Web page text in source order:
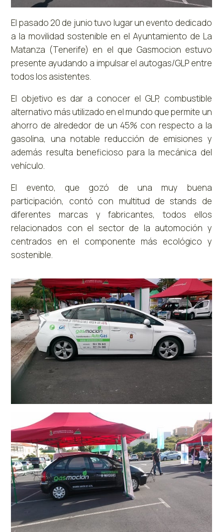
El pasado 20 de junio tuvo lugar un evento dedicado
a la movilidad sostenible en el Ayuntamiento de La
Matanza (Tenerife) en el que Gasmocion estuvo
presente ayudando a impulsar el autogas/GLP entre
todos los asistentes.
El objetivo es dar a conocer el GLP, combustible
alternativo más utilizado en el mundo que permite un
ahorro de alrededor de un 45% con respecto a la
gasolina, una notable reducción de emisiones y
además resulta beneficioso para la mecánica del
vehículo.
El evento, que gozó de una muy buena
participación, contó con multitud de stands de
diferentes marcas y fabricantes, todos ellos
relacionados con el sector de la automoción y
centrados en el componente más ecológico y
sostenible.